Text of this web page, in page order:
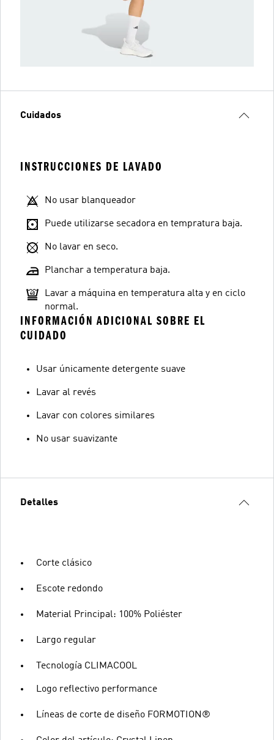
Cuidados
INSTRUCCIONES DE LAVADO
No usar blanqueador
Puede utilizarse secadora en tempratura baja.
No lavar en seco.
Planchar a temperatura baja.
Lavar a máquina en temperatura alta y en ciclo
normal.
INFORMACIÓN ADICIONAL SOBRE EL
CUIDADO
Usar únicamente detergente suave
Lavar al revés
Lavar con colores similares
No usar suavizante
Detalles
Corte clásico
Escote redondo
Material Principal: 100% Poliéster
Largo regular
Tecnología CLIMACOOL
Logo reflectivo performance
Líneas de corte de diseño FORMOTION®